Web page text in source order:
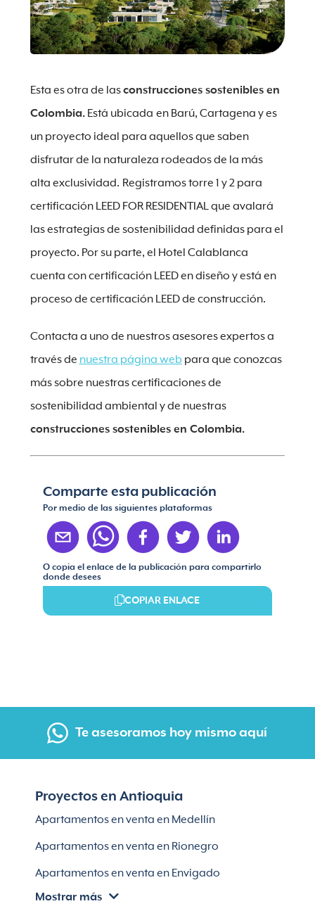
Esta es otra de lasconstrucciones sostenibles en
Colombia.Está ubicada en Barú, Cartagena y es
un proyecto ideal para aquellos que saben
disfrutar de la naturaleza rodeados de la más
alta exclusividad. Registramos torre 1 y 2 para
certificación LEED FOR RESIDENTIAL que avalará
las estrategias de sostenibilidad definidas para el
proyecto. Por su parte, el Hotel Calablanca
cuenta con certificación LEED en diseño y está en
proceso de certificación LEED de construcción.
Contacta a uno de nuestros asesores expertos a
través de nuestra página web para que conozcas
más sobre nuestras certificaciones de
sostenibilidad ambiental y de nuestras
construcciones sostenibles en Colombia.
Comparte esta publicación
Por medio de las siguientes plataformas
O copia el enlace de la publicación para compartirlo
donde desees
COPIAR ENLACE
Te asesoramos hoy mismo aquí
Proyectos en Antioquia
Apartamentos en venta en Medellín
Apartamentos en venta en Rionegro
Apartamentos en venta en Envigado
Apartamentos en venta en Itagüí
Mostrar más